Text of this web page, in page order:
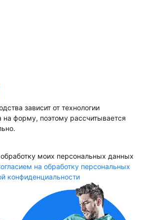
зависит от технологии
на форму, поэтому рассчитывается
моих персональных данных
на обработку персональных
конфиденциальности